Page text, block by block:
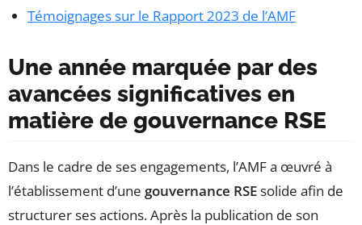
Témoignages sur le Rapport 2023 de l’AMF
Une année marquée par des
avancées significatives en
matière de gouvernance RSE
Dans le cadre de ses engagements, l’AMF a œuvré à
l’établissement d’une gouvernance RSEsolide afin de
structurer ses actions. Après la publication de son